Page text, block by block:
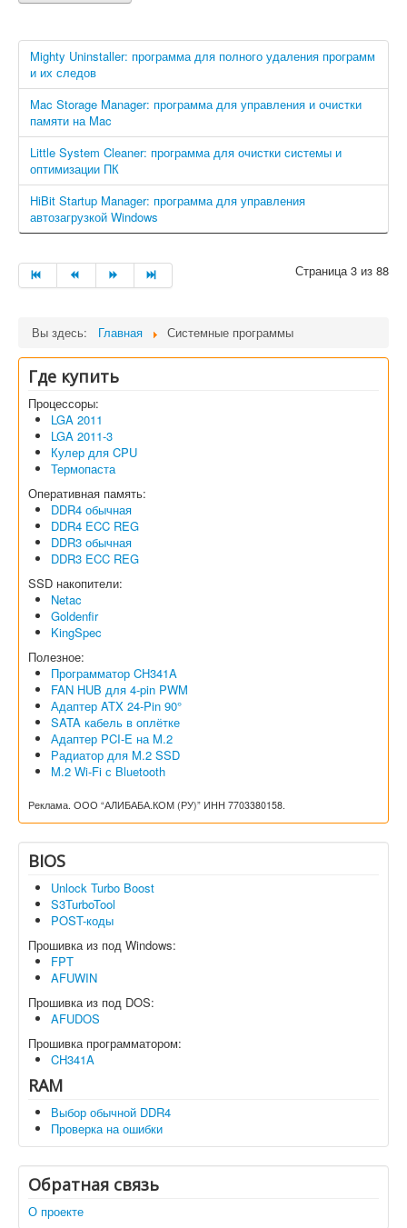
Mighty Uninstaller: программа для полного удаления программ
и их следов
Mac Storage Manager: программа для управления и очистки
памяти на Mac
Little System Cleaner: программа для очистки системы и
оптимизации ПК
HiBit Startup Manager: программа для управления
автозагрузкой Windows
Страница 3 из 88
Вы здесь: Главная Системные программы
Где купить
Процессоры:
LGA 2011
LGA 2011-3
Кулер для CPU
Термопаста
Оперативная память:
DDR4 обычная
DDR4 ECC REG
DDR3 обычная
DDR3 ECC REG
SSD накопители:
Netac
Goldenfir
KingSpec
Полезное:
Программатор CH341A
FAN HUB для 4-pin PWM
Адаптер ATX 24-Pin 90°
SATA кабель в оплётке
Адаптер PCI-E на M.2
Радиатор для M.2 SSD
M.2 Wi-Fi с Bluetooth
Реклама. ООО “АЛИБАБА.КОМ (РУ)” ИНН 7703380158.
BIOS
Unlock Turbo Boost
S3TurboTool
POST-коды
Прошивка из под Windows:
FPT
AFUWIN
Прошивка из под DOS:
AFUDOS
Прошивка программатором:
CH341A
RAM
Выбор обычной DDR4
Проверка на ошибки
Обратная связь
О проекте